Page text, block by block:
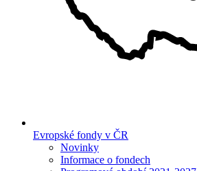
Evropské fondy v ČR
Novinky
Informace o fondech